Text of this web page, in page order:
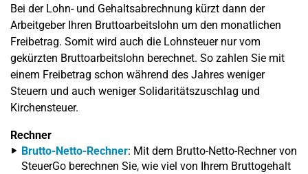
Bei der Lohn- und Gehaltsabrechnung kürzt dann der
Arbeitgeber Ihren Bruttoarbeitslohn um den monatlichen
Freibetrag. Somit wird auch die Lohnsteuer nur vom
gekürzten Bruttoarbeitslohn berechnet. So zahlen Sie mit
einem Freibetrag schon während des Jahres weniger
Steuern und auch weniger Solidaritätszuschlag und
Kirchensteuer.
Rechner
Brutto-Netto-Rechner: Mit dem Brutto-Netto-Rechner von
SteuerGo berechnen Sie, wie viel von Ihrem Bruttogehalt